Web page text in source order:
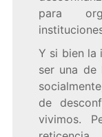
para
Y si bien la
ser una de
de
vivimos.